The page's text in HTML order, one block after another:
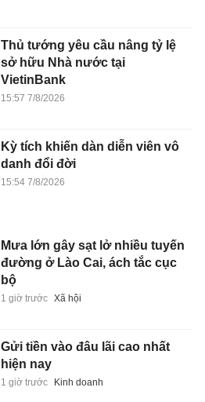
Thủ tướng yêu cầu nâng tỷ lệ
sở hữu Nhà nước tại
VietinBank
15:57 7/8/2026
Kỳ tích khiến dàn diễn viên vô
danh đổi đời
15:54 7/8/2026
Mưa lớn gây sạt lở nhiều tuyến
đường ở Lào Cai, ách tắc cục
bộ
1 giờ trước Xã hội
Gửi tiền vào đâu lãi cao nhất
hiện nay
1 giờ trước Kinh doanh